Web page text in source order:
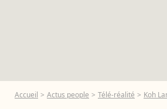
Accueil Actus people Télé-réalité Koh